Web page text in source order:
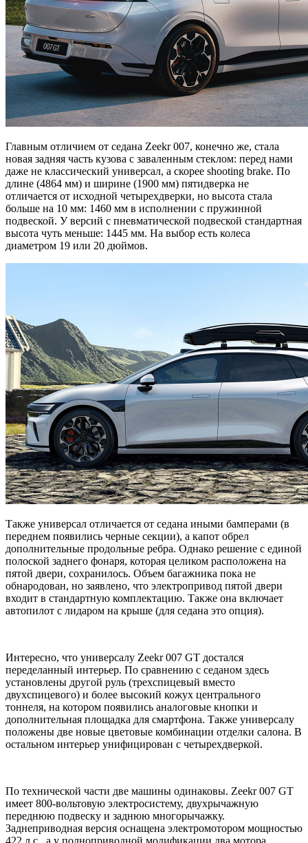
Главным отличием от седана Zeekr 007, конечно же, стала
новая задняя часть кузова с заваленным стеклом: перед нами
даже не классический универсал, а скорее shooting brake. По
длине (4864 мм) и ширине (1900 мм) пятидверка не
отличается от исходной четырехдверки, но высота стала
больше на 10 мм: 1460 мм в исполнении с пружинной
подвеской. У версий с пневматической подвеской стандартная
высота чуть меньше: 1445 мм. На выбор есть колеса
диаметром 19 или 20 дюймов.
Также универсал отличается от седана иными бамперами (в
переднем появились черные секции), а капот обрел
дополнительные продольные ребра. Однако решение с единой
полоской заднего фонаря, которая целиком расположена на
пятой двери, сохранилось. Объем багажника пока не
обнародован, но заявлено, что электропривод пятой двери
входит в стандартную комплектацию. Также она включает
автопилот с лидаром на крыше (для седана это опция).
Интересно, что универсалу Zeekr 007 GT достался
переделанный интерьер. По сравнению с седаном здесь
установлены другой руль (трехспицевый вместо
двухспицевого) и более высокий кожух центрального
тоннеля, на котором появились аналоговые кнопки и
дополнительная площадка для смартфона. Также универсалу
положены две новые цветовые комбинации отделки салона. В
остальном интерьер унифицирован с четырехдверкой.
По технической части две машины одинаковы. Zeekr 007 GT
имеет 800-вольтовую электросистему, двухрычажную
переднюю подвеску и заднюю многорычажку.
Заднеприводная версия оснащена электромотором мощностью
422 л.с., а у полноприводной модификации два мотора